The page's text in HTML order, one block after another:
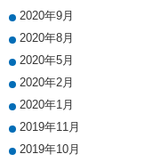
2020年9月
2020年8月
2020年5月
2020年2月
2020年1月
2019年11月
2019年10月